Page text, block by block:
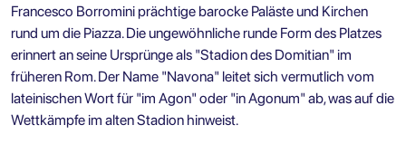
Francesco Borromini prächtige barocke Paläste und Kirchen
rund um die Piazza. Die ungewöhnliche runde Form des Platzes
erinnert an seine Ursprünge als "Stadion des Domitian" im
früheren Rom. Der Name "Navona" leitet sich vermutlich vom
lateinischen Wort für "im Agon" oder "in Agonum" ab, was auf die
Wettkämpfe im alten Stadion hinweist.